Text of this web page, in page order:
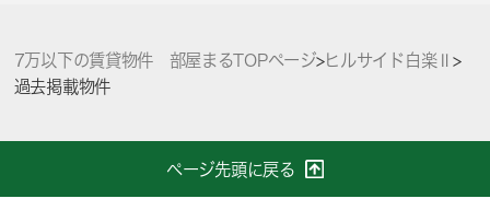
7万以下の賃貸物件 部屋まるTOPページ>ヒルサイド白楽Ⅱ >
過去掲載物件
ページ先頭に戻る